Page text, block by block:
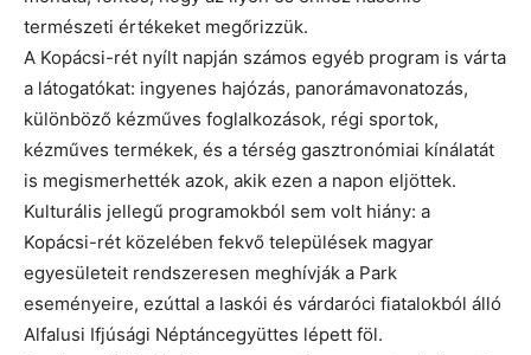
természeti értékeket megőrizzük.
A Kopácsi-rét nyílt napján számos egyéb program is várta
a látogatókat: ingyenes hajózás, panorámavonatozás,
különböző kézműves foglalkozások, régi sportok,
kézműves termékek, és a térség gasztronómiai kínálatát
is megismerhették azok, akik ezen a napon eljöttek.
Kulturális jellegű programokból sem volt hiány: a
Kopácsi-rét közelében fekvő települések magyar
egyesületeit rendszeresen meghívják a Park
eseményeire, ezúttal a laskói és várdaróci fiatalokból álló
Alfalusi Ifjúsági Néptáncegyüttes lépett föl.